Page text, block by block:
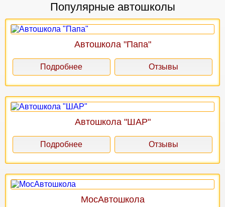
Популярные автошколы
Автошкола "Папа"
Подробнее Отзывы
Автошкола "ШАР"
Подробнее Отзывы
МосАвтошкола